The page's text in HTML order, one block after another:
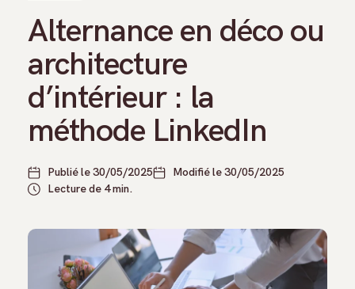
Formations Courtes
Formations Logiciels
Alternance en déco ou
architecture
d’intérieur : la
méthode LinkedIn
Publié le 30/05/2025
Modifié le 30/05/2025
Lecture de 4 min.